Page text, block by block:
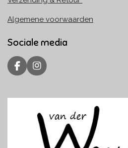
Algemene voorwaarden
Sociale media
F
a
e
I
n
t
g
r
a
m